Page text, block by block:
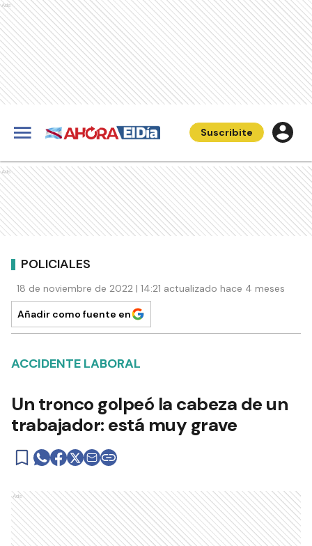
Ads
Suscribite
Ads
POLICIALES
18 de noviembre de 2022 | 14:21 actualizado hace 4 meses
Añadir como fuente en
ACCIDENTE LABORAL
Un tronco golpeó la cabeza de un
trabajador: está muy grave
Ads